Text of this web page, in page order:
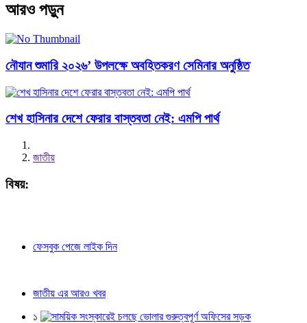
আরও পড়ুন
নৌযান শুমারি ২০২৬’ উপলক্ষে অবহিতকরণ সেমিনার অনুষ্ঠিত
শেখ হাসিনার দেশে ফেরার বাস্তবতা নেই: এমপি পার্থ
জাতীয়
বিষয়:
ফেসবুক পেজে লাইক দিন
জাতীয় এর আরও খবর
১